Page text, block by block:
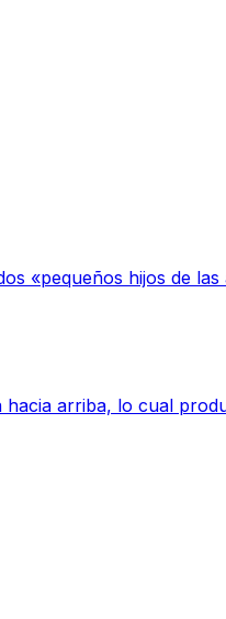
«pequeños hijos de las
arriba, lo cual